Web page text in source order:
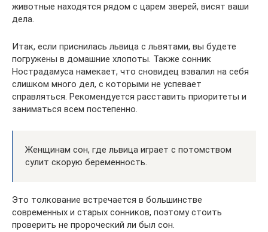
животные находятся рядом с царем зверей, висят ваши
дела.
Итак, если приснилась львица с львятами, вы будете
погружены в домашние хлопоты. Также сонник
Нострадамуса намекает, что сновидец взвалил на себя
слишком много дел, с которыми не успевает
справляться. Рекомендуется расставить приоритеты и
заниматься всем постепенно.
Женщинам сон, где львица играет с потомством
сулит скорую беременность.
Это толкование встречается в большинстве
современных и старых сонников, поэтому стоить
проверить не пророческий ли был сон.